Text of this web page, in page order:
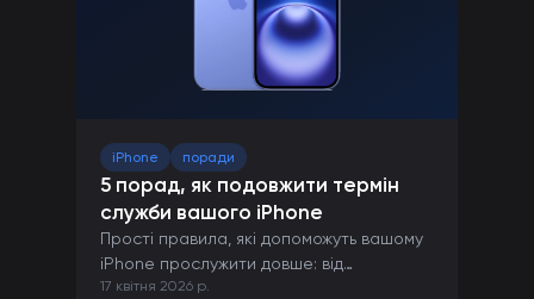
iPhone поради
5 порад, як подовжити термін
служби вашого iPhone
Прості правила, які допоможуть вашому
iPhone прослужити довше: від
правильної зарядки до захисту від
17 квітня 2026 р.